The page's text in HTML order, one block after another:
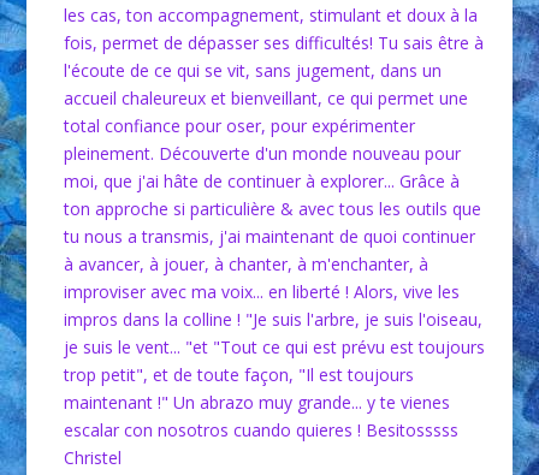
les cas, ton accompagnement, stimulant et doux à la
fois, permet de dépasser ses difficultés! Tu sais être à
l'écoute de ce qui se vit, sans jugement, dans un
accueil chaleureux et bienveillant, ce qui permet une
total confiance pour oser, pour expérimenter
pleinement. Découverte d'un monde nouveau pour
moi, que j'ai hâte de continuer à explorer... Grâce à
ton approche si particulière & avec tous les outils que
tu nous a transmis, j'ai maintenant de quoi continuer
à avancer, à jouer, à chanter, à m'enchanter, à
improviser avec ma voix... en liberté ! Alors, vive les
impros dans la colline ! "Je suis l'arbre, je suis l'oiseau,
je suis le vent... "et "Tout ce qui est prévu est toujours
trop petit", et de toute façon, "Il est toujours
maintenant !" Un abrazo muy grande... y te vienes
escalar con nosotros cuando quieres ! Besitosssss
Christel